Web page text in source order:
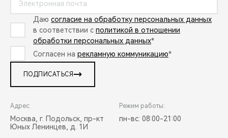
Даю согласие на обработку персональных данных
в соответствии с политикой в отношении
обработки персональных данных*
Согласен на рекламную коммуникацию*
ПОДПИСАТЬСЯ
Адрес:
Москва, г. Подольск, пр-кт
Юных Ленинцев, д. 1И
Режим работы:
пн-вс: 08:00-21:00